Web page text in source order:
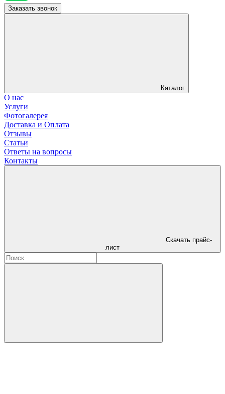
Заказать звонок
Каталог
О нас
Услуги
Фотогалерея
Доставка и Оплата
Отзывы
Статьи
Ответы на вопросы
Контакты
Скачать прайс-
лист